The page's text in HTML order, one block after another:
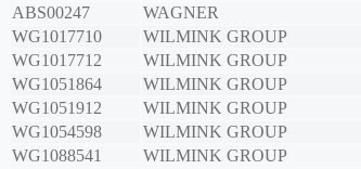
ABS00247
WAGNER
WG1017710
WILMINK GROUP
WG1017712
WILMINK GROUP
WG1051864
WILMINK GROUP
WG1051912
WILMINK GROUP
WG1054598
WILMINK GROUP
WG1088541
WILMINK GROUP